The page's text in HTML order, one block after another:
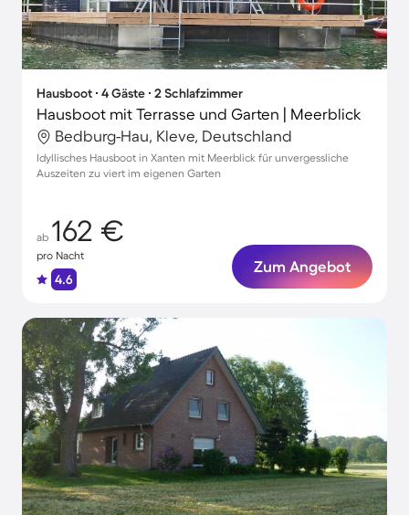
Hausboot ∙ 4 Gäste ∙ 2 Schlafzimmer
Hausboot mit Terrasse und Garten | Meerblick
Bedburg-Hau, Kleve, Deutschland
Idyllisches Hausboot in Xanten mit Meerblick für unvergessliche
Auszeiten zu viert im eigenen Garten
ab 162 €
pro Nacht
4.6
Zum Angebot